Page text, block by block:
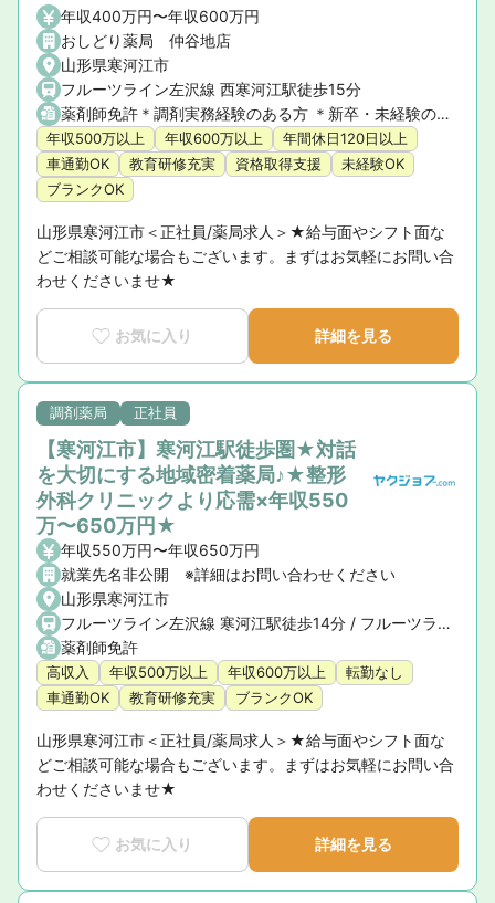
年収400万円〜年収600万円
おしどり薬局 仲谷地店
山形県寒河江市
フルーツライン左沢線 西寒河江駅徒歩15分
薬剤師免許＊調剤実務経験のある方 ＊新卒・未経験の方もご相談可能です
年収500万以上 年収600万以上
年間休日120日以上
車通勤OK
教育研修充実 資格取得支援
未経験OK
ブランクOK
山形県寒河江市＜正社員/薬局求人＞★給与面やシフト面な
どご相談可能な場合もございます。まずはお気軽にお問い合
わせくださいませ★
お気に入り 詳細を見る
調剤薬局 正社員
【寒河江市】寒河江駅徒歩圏★対話
を大切にする地域密着薬局♪★整形
外科クリニックより応需×年収550
万〜650万円★
年収550万円〜年収650万円
就業先名非公開 ※詳細はお問い合わせください
山形県寒河江市
フルーツライン左沢線 寒河江駅徒歩14分 / フルーツライン左沢線 西寒河江駅徒歩19分
薬剤師免許
高収入 年収500万以上 年収600万以上
転勤なし
車通勤OK
教育研修充実 ブランクOK
山形県寒河江市＜正社員/薬局求人＞★給与面やシフト面な
どご相談可能な場合もございます。まずはお気軽にお問い合
わせくださいませ★
お気に入り 詳細を見る